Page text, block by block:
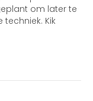
om later te
Kik